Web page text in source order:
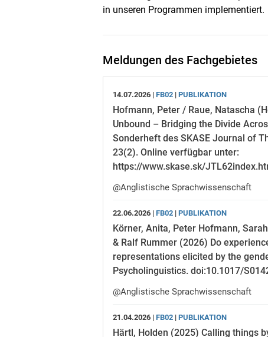
in unseren Programmen implementiert.
Meldungen des Fachgebietes
14.07.2026 |FB02 |PUBLIKATION
Hofmann, Peter / Raue, Natascha
Unbound – Bridging the Divide
Sonderheft des SKASE Journal of
23(2). Online verfügbar unter:
https://www.skase.sk/
@Anglistische Sprachwissenschaft
22.06.2026 |FB02 |PUBLIKATION
Körner, Anita, Peter Hofmann,
& Ralf Rummer (2026) Do
representations elicited by the
Psycholinguistics. doi:10.1017/
@Anglistische Sprachwissenschaft
21.04.2026 |FB02 |PUBLIKATION
Härtl, Holden (2025) Calling things